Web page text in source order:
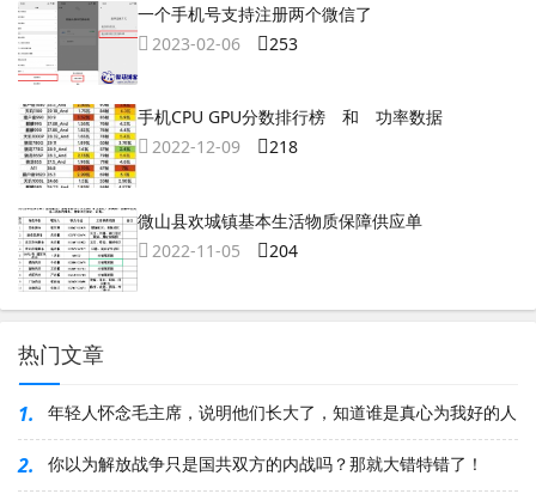
一个手机号支持注册两个微信了
2023-02-06
253
手机CPU GPU分数排行榜 和 功率数据
2022-12-09
218
微山县欢城镇基本生活物质保障供应单
2022-11-05
204
热门文章
1. 年轻人怀念毛主席，说明他们长大了，知道谁是真心为我好的人
2. 你以为解放战争只是国共双方的内战吗？那就大错特错了！